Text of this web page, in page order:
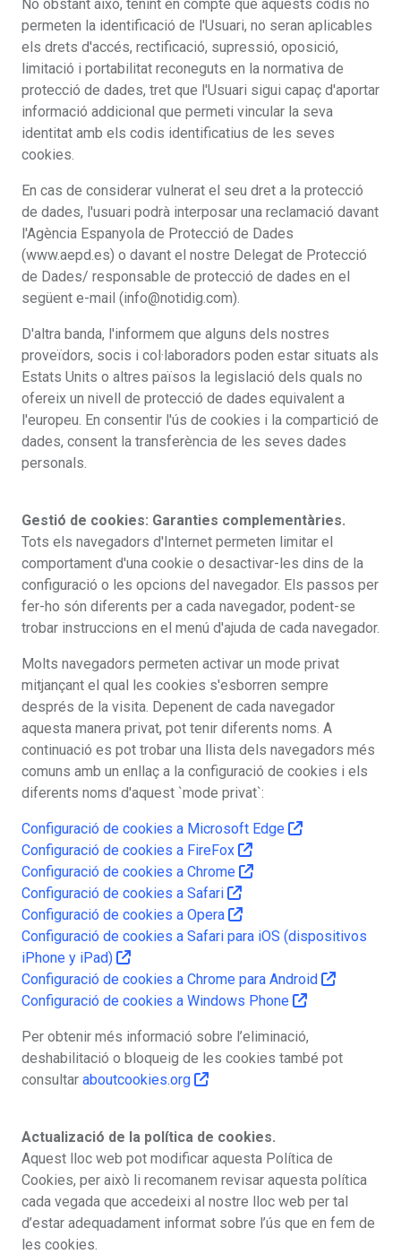
No obstant això, tenint en compte que aquests codis no
permeten la identificació de l'Usuari, no seran aplicables
els drets d'accés, rectificació, supressió, oposició,
limitació i portabilitat reconeguts en la normativa de
protecció de dades, tret que l'Usuari sigui capaç d'aportar
informació addicional que permeti vincular la seva
identitat amb els codis identificatius de les seves
cookies.
En cas de considerar vulnerat el seu dret a la protecció
de dades, l'usuari podrà interposar una reclamació davant
l'Agència Espanyola de Protecció de Dades
(www.aepd.es) o davant el nostre Delegat de Protecció
de Dades/ responsable de protecció de dades en el
següent e-mail (info@notidig.com).
D'altra banda, l'informem que alguns dels nostres
proveïdors, socis i col·laboradors poden estar situats als
Estats Units o altres països la legislació dels quals no
ofereix un nivell de protecció de dades equivalent a
l'europeu. En consentir l'ús de cookies i la compartició de
dades, consent la transferència de les seves dades
personals.
Gestió de cookies: Garanties complementàries.
Tots els navegadors d'Internet permeten limitar el
comportament d'una cookie o desactivar-les dins de la
configuració o les opcions del navegador. Els passos per
fer-ho són diferents per a cada navegador, podent-se
trobar instruccions en el menú d'ajuda de cada navegador.
Molts navegadors permeten activar un mode privat
mitjançant el qual les cookies s'esborren sempre
després de la visita. Depenent de cada navegador
aquesta manera privat, pot tenir diferents noms. A
continuació es pot trobar una llista dels navegadors més
comuns amb un enllaç a la configuració de cookies i els
diferents noms d'aquest `mode privat`:
Configuració de cookies a Microsoft Edge
Configuració de cookies a FireFox
Configuració de cookies a Chrome
Configuració de cookies a Safari
Configuració de cookies a Opera
Configuració de cookies a Safari para iOS (dispositivos
iPhone y iPad)
Configuració de cookies a Chrome para Android
Configuració de cookies a Windows Phone
Per obtenir més informació sobre l’eliminació,
deshabilitació o bloqueig de les cookies també pot
consultar aboutcookies.org
Actualizació de la política de cookies.
Aquest lloc web pot modificar aquesta Política de
Cookies, per això li recomanem revisar aquesta política
cada vegada que accedeixi al nostre lloc web per tal
d’estar adequadament informat sobre l’ús que en fem de
les cookies.